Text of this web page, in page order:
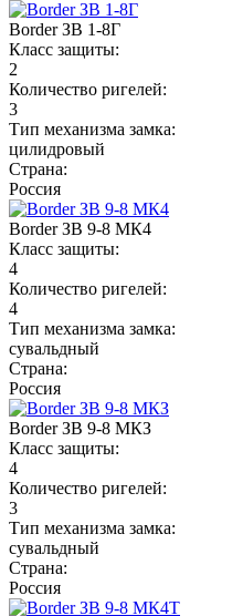
Border ЗВ 1-8Г
Класс защиты:
2
Количество ригелей:
3
Тип механизма замка:
цилидровый
Страна:
Россия
Border ЗВ 9-8 МК4
Класс защиты:
4
Количество ригелей:
4
Тип механизма замка:
сувальдный
Страна:
Россия
Border ЗВ 9-8 МКЗ
Класс защиты:
4
Количество ригелей:
3
Тип механизма замка:
сувальдный
Страна:
Россия